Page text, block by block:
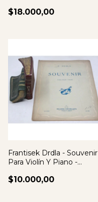
$18.000,00
Frantisek Drdla - Souvenir
Para Violín Y Piano -
$10.000,00